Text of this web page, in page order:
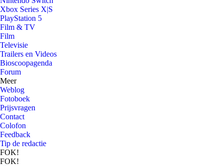
Xbox Series X|S
PlayStation 5
Film & TV
Film
Televisie
Trailers en Videos
Bioscoopagenda
Forum
Meer
Weblog
Fotoboek
Prijsvragen
Contact
Colofon
Feedback
Tip de redactie
FOK!
FOK!